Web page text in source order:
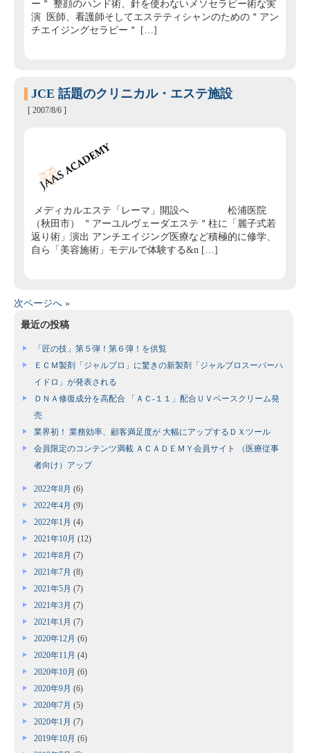
ー＂ 整顔のハンド術、針を使わないメソセラピー術な実
演 医師、看護師そしてエステティシャンのための＂アン
チエイジングセラピー＂ […]
JCE 話題のクリニカル・エステ施設
[ 2007/8/6 ]
メディカルエステ「レーマ」開設へ 松浦医院
（秋田市） ＂アーユルヴェーダエステ＂柱に「麗子式若
返り術」演出 アンチエイジング医療など積極的に修学、
自ら「美容施術」モデルで体験する&n […]
次ページへ »
最近の投稿
「匠の技」第５弾！第６弾！を供覧
ＥＣＭ製剤「ジャルプロ」に驚きの新製剤「ジャルプロスーパーハ
イドロ」が発表される
ＤＮＡ修復成分を高配合 「ＡＣ‐１１」配合ＵＶベースクリーム発
売
業界初！ 業務効率、顧客満足度が 大幅にアップするＤＸツール
会員限定のコンテンツ満載 ＡＣＡＤＥＭＹ会員サイト （医療従事
者向け）アップ
2022年8月(6)
2022年4月(9)
2022年1月(4)
2021年10月(12)
2021年8月(7)
2021年7月(8)
2021年5月(7)
2021年3月(7)
2021年1月(7)
2020年12月(6)
2020年11月(4)
2020年10月(6)
2020年9月(6)
2020年7月(5)
2020年1月(7)
2019年10月(6)